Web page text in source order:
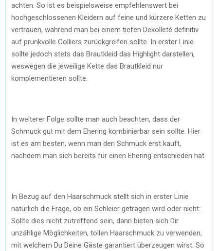
achten: So ist es beispielsweise empfehlenswert bei
hochgeschlossenen Kleidern auf feine und kürzere Ketten zu
vertrauen, während man bei einem tiefen Dekolleté definitiv
auf prunkvolle Colliers zurückgreifen sollte. In erster Linie
sollte jedoch stets das Brautkleid das Highlight darstellen,
weswegen die jeweilige Kette das Brautkleid nur
komplementieren sollte.
In weiterer Folge sollte man auch beachten, dass der
Schmuck gut mit dem Ehering kombinierbar sein sollte. Hier
ist es am besten, wenn man den Schmuck erst kauft,
nachdem man sich bereits für einen Ehering entschieden hat.
In Bezug auf den Haarschmuck stellt sich in erster Linie
natürlich die Frage, ob ein Schleier getragen wird oder nicht:
Sollte dies nicht zutreffend sein, dann bieten sich Dir
unzählige Möglichkeiten, tollen Haarschmuck zu verwenden,
mit welchem Du Deine Gäste garantiert überzeugen wirst. So